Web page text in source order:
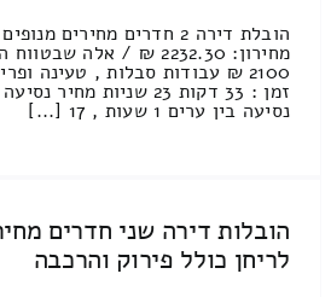
הובלת דירה 2 חדרים
נסיעה בין ערים 1 שעות , 17 [...]
הובלות דירה שני חדרים
לריחן כולל פירוק והרכבה